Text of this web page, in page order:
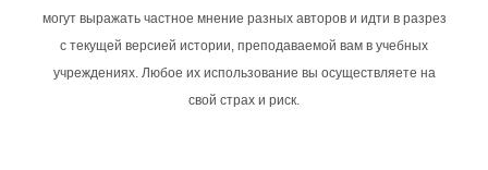
могут выражать частное мнение разных авторов и идти в разрез
с текущей версией истории, преподаваемой вам в учебных
учреждениях. Любое их использование вы осуществляете на
свой страх и риск.